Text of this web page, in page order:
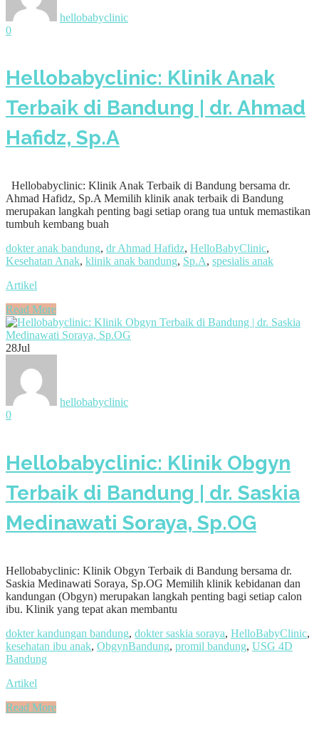
hellobabyclinic
0
Hellobabyclinic: Klinik Anak
Terbaik di Bandung | dr. Ahmad
Hafidz, Sp.A
Hellobabyclinic: Klinik Anak Terbaik di Bandung bersama dr.
Ahmad Hafidz, Sp.A Memilih klinik anak terbaik di Bandung
merupakan langkah penting bagi setiap orang tua untuk memastikan
tumbuh kembang buah
dokter anak bandung, dr Ahmad Hafidz, HelloBabyClinic,
Kesehatan Anak, klinik anak bandung, Sp.A, spesialis anak
Artikel
Read More
28Jul
hellobabyclinic
0
Hellobabyclinic: Klinik Obgyn
Terbaik di Bandung | dr. Saskia
Medinawati Soraya, Sp.OG
Hellobabyclinic: Klinik Obgyn Terbaik di Bandung bersama dr.
Saskia Medinawati Soraya, Sp.OG Memilih klinik kebidanan dan
kandungan (Obgyn) merupakan langkah penting bagi setiap calon
ibu. Klinik yang tepat akan membantu
dokter kandungan bandung, dokter saskia soraya, HelloBabyClinic,
kesehatan ibu anak, ObgynBandung, promil bandung, USG 4D
Bandung
Artikel
Read More